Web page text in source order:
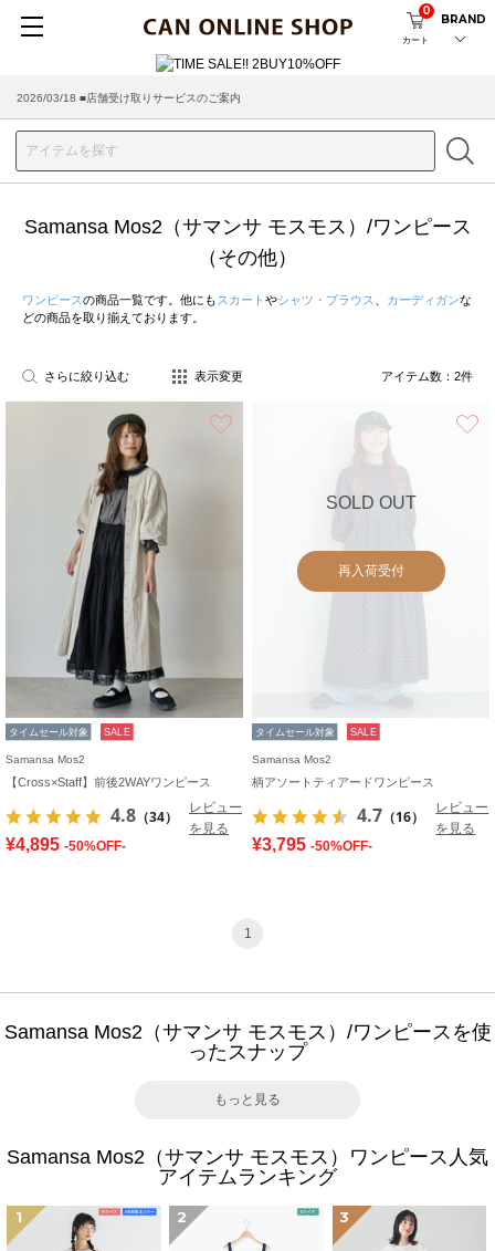
カート
0
BRAND
2026/03/18 ■店舗受け取りサービスのご案内
Samansa Mos2（サマンサ モスモス）/ワンピース
（その他）
ワンピースの商品一覧です。他にも スカート やシャツ・ブラウス カーディガンな
どの商品を取り揃えております。
さらに絞り込む 表示変更 アイテム数： 2件
タイムセール対象 SALE
Samansa Mos2
【Cross×Staff】前後2WAYワンピース
4.8 （34）
レビュー
を見る
¥4,895 -50%OFF-
SOLD OUT
再入荷受付
タイムセール対象 SALE
Samansa Mos2
柄アソートティアードワンピース
4.7 （16）
レビュー
を見る
¥3,795 -50%OFF-
1
Samansa Mos2（サマンサ モスモス）/ワンピースを使
ったスナップ
もっと見る
Samansa Mos2（サマンサ モスモス）ワンピース人気
アイテムランキング
1 2 3